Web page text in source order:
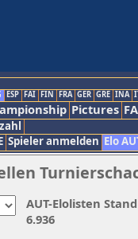
ESP FAI FIN FRA GER GRE INA
Pictures
Spieler anmelden Elo
AUT-Elolisten
6.936